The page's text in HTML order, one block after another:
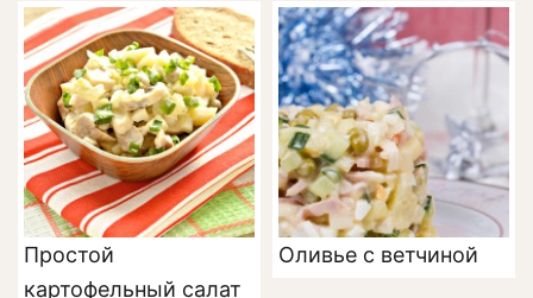
Простой
картофельный салат
Оливье с ветчиной